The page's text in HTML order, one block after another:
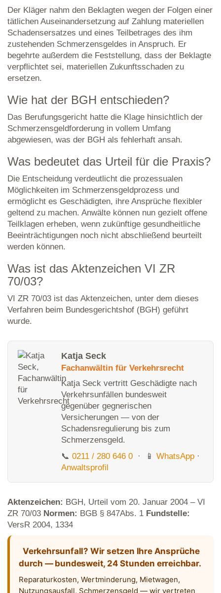
Der Kläger nahm den Beklagten wegen der Folgen einer
tätlichen Auseinandersetzung auf Zahlung materiellen
Schadensersatzes und eines Teilbetrages des ihm
zustehenden Schmerzensgeldes in Anspruch. Er
begehrte außerdem die Feststellung, dass der Beklagte
verpflichtet sei, materiellen Zukunftsschaden zu
ersetzen.
Wie hat der BGH entschieden?
Das Berufungsgericht hatte die Klage hinsichtlich der
Schmerzensgeldforderung in vollem Umfang
abgewiesen, was der BGH als fehlerhaft ansah.
Was bedeutet das Urteil für die Praxis?
Die Entscheidung verdeutlicht die prozessualen
Möglichkeiten im Schmerzensgeldprozess und
ermöglicht es Geschädigten, ihre Ansprüche flexibler
geltend zu machen. Anwälte können nun gezielt offene
Teilklagen erheben, wenn zukünftige gesundheitliche
Beeinträchtigungen noch nicht abschließend beurteilt
werden können.
Was ist das Aktenzeichen VI ZR
70/03?
VI ZR 70/03 ist das Aktenzeichen, unter dem dieses
Verfahren beim Bundesgerichtshof (BGH) geführt
wurde.
Katja Seck
Fachanwältin für Verkehrsrecht
Katja Seck vertritt Geschädigte nach
Verkehrsunfällen bundesweit
gegenüber gegnerischen
Versicherungen — von der
Schadensregulierung bis zum
Schmerzensgeld.
📞 0211 / 280 646 0 · 📱 WhatsApp ·
Anwaltsprofil
Aktenzeichen: BGH, Urteil vom 20. Januar 2004 – VI
ZR 70/03 Normen: BGB § 847Abs. 1 Fundstelle:
VersR 2004, 1334
Verkehrsunfall? Wir setzen Ihre Ansprüche
durch — bundesweit, 24 Stunden erreichbar.
Reparaturkosten, Wertminderung, Mietwagen,
Nutzungsausfall, Schmerzensgeld — wir vertreten